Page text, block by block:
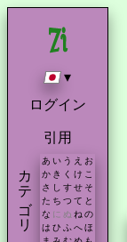
▾
ログイン
引用
カテゴリ あ い う え お
か き く け こ
さ し す せ そ
た ち つ て と
な に ぬ ね の
は ひ ふ へ ほ